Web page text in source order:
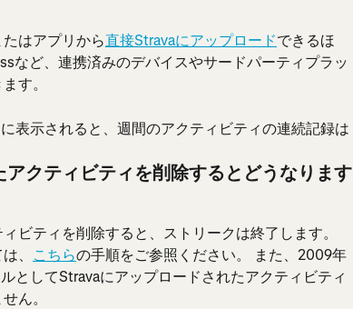
はアプリから直接Stravaにアップロードできるほ
など、連携済みのデバイスやサードパーティプラッ
す。
表示されると、週間のアクティビティの連続記録は
クティビティを削除するとどうなります
ビティを削除すると、ストリークは終了します。
、 こちらの手順をご参照ください。 また、2009年
としてStravaにアップロードされたアクティビティ
ん。